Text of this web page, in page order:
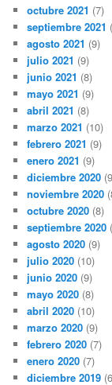
octubre 2021 (7)
septiembre 2021
agosto 2021 (9)
julio 2021 (9)
junio 2021 (8)
mayo 2021 (9)
abril 2021 (8)
marzo 2021 (10)
febrero 2021 (9)
enero 2021 (9)
diciembre 2020
noviembre 2020
octubre 2020 (8)
septiembre 2020
agosto 2020 (9)
julio 2020 (10)
junio 2020 (9)
mayo 2020 (8)
abril 2020 (10)
marzo 2020 (9)
febrero 2020 (7)
enero 2020 (7)
diciembre 2019